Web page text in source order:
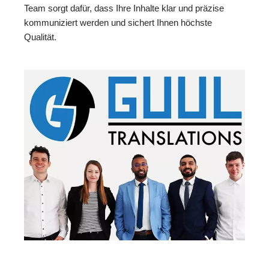
Team sorgt dafür, dass Ihre Inhalte klar und präzise
kommuniziert werden und sichert Ihnen höchste
Qualität.